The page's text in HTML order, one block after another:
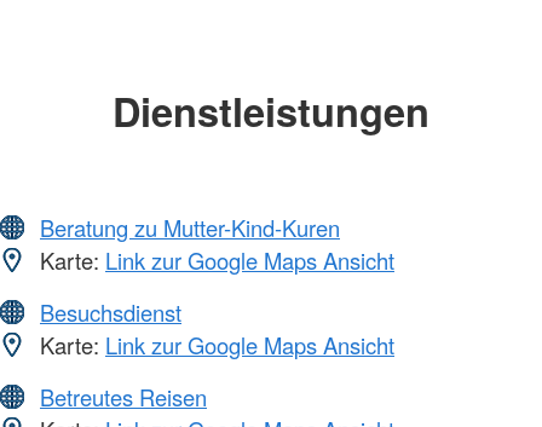
Dienstleistungen
Beratung zu Mutter-Kind-Kuren
Karte: Link zur Google Maps Ansicht
Besuchsdienst
Karte: Link zur Google Maps Ansicht
Betreutes Reisen